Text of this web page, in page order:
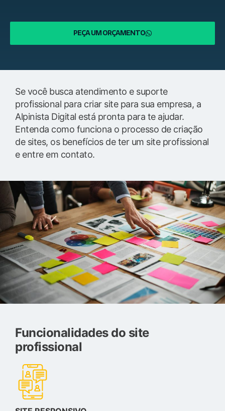
PEÇA UM ORÇAMENTO
Se você busca atendimento e suporte
profissional para criar site para sua empresa, a
Alpinista Digital está pronta para te ajudar.
Entenda como funciona o processo de criação
de sites, os benefícios de ter um site profissional
e entre em contato.
Funcionalidades do site
profissional